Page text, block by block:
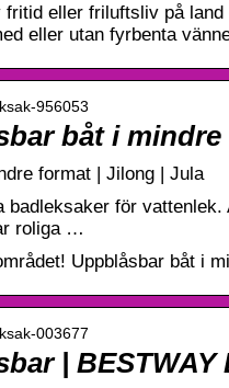
eller friluftsliv på
eller utan fyrbenta
956053
båt i
format | Jilong | Jula
badleksaker för
roliga …
Uppblåsbar båt i
003677
|